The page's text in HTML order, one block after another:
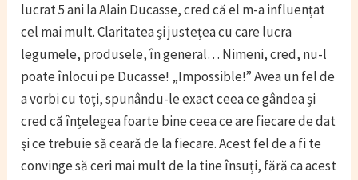
lucrat 5 ani la Alain Ducasse, cred că el m-a influențat
cel mai mult. Claritatea și justețea cu care lucra
legumele, produsele, în general… Nimeni, cred, nu-l
poate înlocui pe Ducasse! „Impossible!” Avea un fel de
a vorbi cu toți, spunându-le exact ceea ce gândea și
cred că înțelegea foarte bine ceea ce are fiecare de dat
și ce trebuie să ceară de la fiecare. Acest fel de a fi te
convinge să ceri mai mult de la tine însuți, fără ca acest